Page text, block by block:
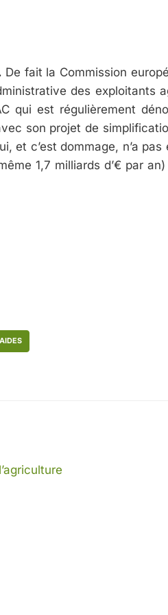
De fait la Commission
des
qui est régulièrement
son projet de
et c’est dommage, n’a
1,7 milliards d’€ par